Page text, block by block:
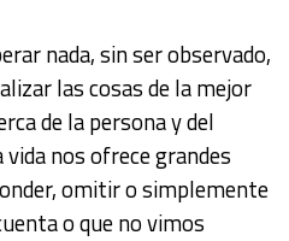
nada, sin ser observado,
las cosas de la mejor
de la persona y del
vida nos ofrece grandes
omitir o simplemente
o que no vimos